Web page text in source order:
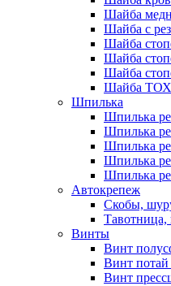
Шайба
Шайба с
Шайба
Шайба
Шайба
Шайба ТОХ
Шпилька
Шпилька
Шпилька
Шпилька
Шпилька
Шпилька
Автокрепеж
Скобы,
Винты
Винт
Винт потай
Винт